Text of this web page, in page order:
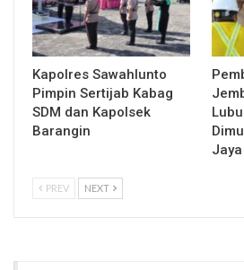
Kapolres Sawahlunto
Pimpin Sertijab Kabag
SDM dan Kapolsek
Barangin
PREV NEXT